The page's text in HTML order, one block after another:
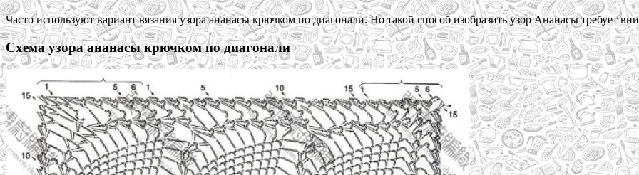
Часто используют вариант вязания узора ананасы крючком по диагонали. Но такой способ изобразить узор Ананасы требует
Схема узора ананасы крючком по диагонали